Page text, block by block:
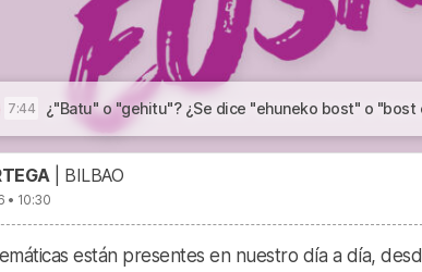
7:44 ¿"Batu" o "gehitu"? ¿Se dice "ehuneko bost" o "bost ehuneko"?
| BILBAO
• 10:30
están presentes en nuestro día a día,